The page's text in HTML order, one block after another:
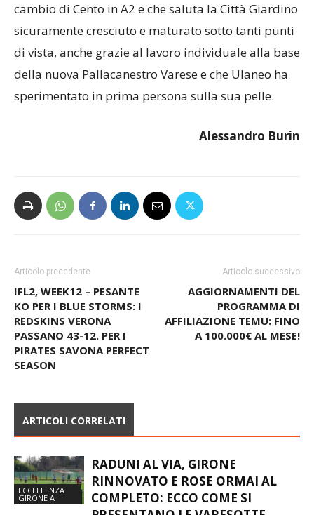
cambio di Cento in A2 e che saluta la Città Giardino
sicuramente cresciuto e maturato sotto tanti punti
di vista, anche grazie al lavoro individuale alla base
della nuova Pallacanestro Varese e che Ulaneo ha
sperimentato in prima persona sulla sua pelle.
Alessandro Burin
Articolo precedente
IFL2, WEEK12 – PESANTE
KO PER I BLUE STORMS: I
REDSKINS VERONA
PASSANO 43-12. PER I
PIRATES SAVONA PERFECT
SEASON
Articolo successivo
AGGIORNAMENTI DEL
PROGRAMMA DI
AFFILIAZIONE TEMU: FINO
A 100.000€ AL MESE!
ARTICOLI CORRELATI
ECCELLENZA
GIRONE A
RADUNI AL VIA, GIRONE
RINNOVATO E ROSE ORMAI AL
COMPLETO: ECCO COME SI